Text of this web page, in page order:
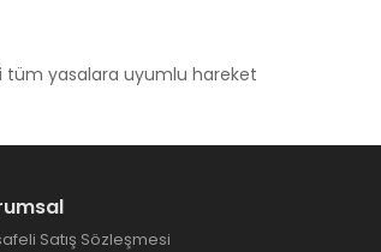
tüm yasalara uyumlu hareket
Satış Sözleşmesi